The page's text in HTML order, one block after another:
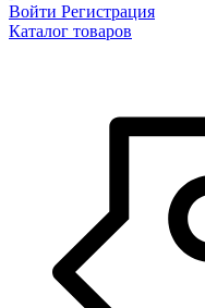
Войти Регистрация
Каталог товаров